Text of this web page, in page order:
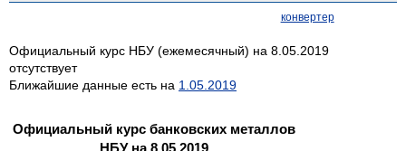
конвертер
Официальный курс НБУ (ежемесячный) на 8.05.2019
отсутствует
Ближайшие данные есть на 1.05.2019
Официальный курс банковских металлов
НБУ на 8.05.2019